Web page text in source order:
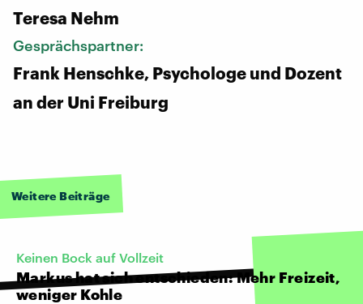
Teresa Nehm
Gesprächspartner:
Frank Henschke, Psychologe und Dozent
an der Uni Freiburg
Weitere Beiträge
Keinen Bock auf Vollzeit
Markus hat sich entschieden: Mehr Freizeit,
weniger Kohle